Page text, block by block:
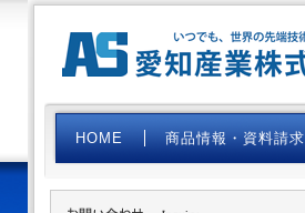
HOME 商品情報・資料請求